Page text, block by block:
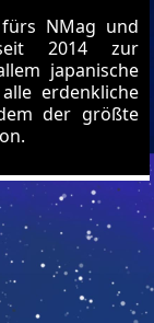
NMag und
2014 zur
japanische
erdenkliche
der größte